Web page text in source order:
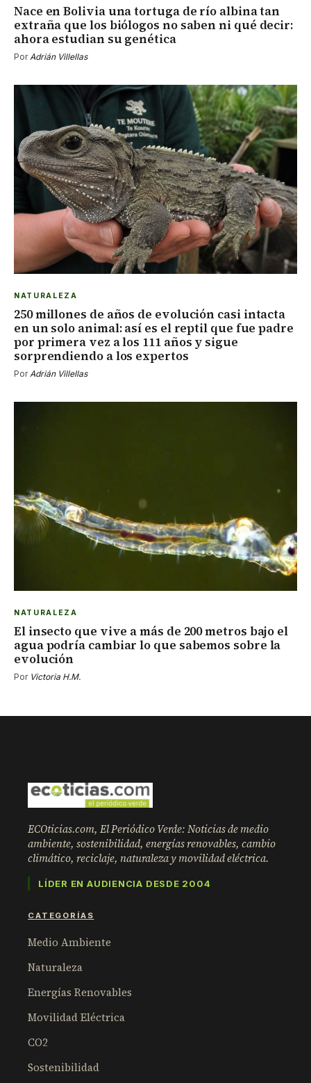
Nace en Bolivia una tortuga de río albina tan
extraña que los biólogos no saben ni qué decir:
ahora estudian su genética
PorAdrián Villellas
NATURALEZA
250 millones de años de evolución casi intacta
en un solo animal: así es el reptil que fue padre
por primera vez a los 111 años y sigue
sorprendiendo a los expertos
PorAdrián Villellas
NATURALEZA
El insecto que vive a más de 200 metros bajo el
agua podría cambiar lo que sabemos sobre la
evolución
Por Victoria H.M.
ECOticias.com, El Periódico Verde: Noticias de medio
ambiente, sostenibilidad, energías renovables, cambio
climático, reciclaje, naturaleza y movilidad eléctrica.
LÍDER EN AUDIENCIA DESDE 2004
CATEGORÍAS
Medio Ambiente
Naturaleza
Energías Renovables
Movilidad Eléctrica
CO2
Sostenibilidad